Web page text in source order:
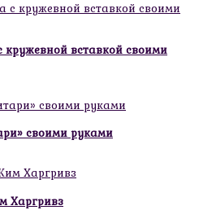
вставкой своими
своими руками
Харгривз